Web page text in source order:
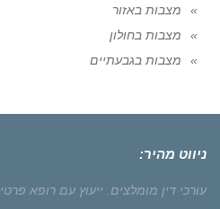
מצבות באזור
מצבות בחולון
מצבות בגבעתיים
ניווט מהיר:
עורכי דין מומלצים. ייעוץ עם רופא פרטי,